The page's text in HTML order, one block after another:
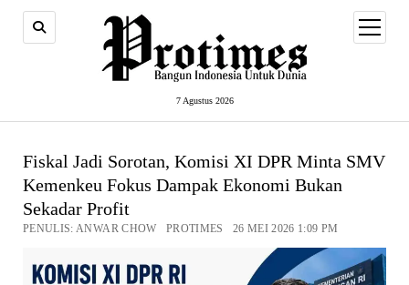
7 Agustus 2026
open
menu
Fiskal Jadi Sorotan, Komisi XI DPR Minta SMV
Kemenkeu Fokus Dampak Ekonomi Bukan
Sekadar Profit
PENULIS: ANWAR CHOW PROTIMES 26 MEI 2026 1:09 PM